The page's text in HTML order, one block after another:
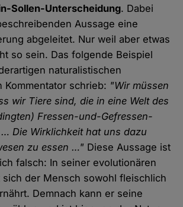
Sollen-Unterscheidung. Dabei
Aussage eine
abgeleitet. Nur weil aber etwas
so sein. Das folgende Beispiel
naturalistischen
Kommentator schrieb: "Wir müssen
wir Tiere sind, die in eine Welt des
Fressen-und-Gefressen-
… Die Wirklichkeit hat uns dazu
zu essen …" Diese Aussage ist
falsch: In seiner evolutionären
sich der Mensch sowohl fleischlich
Demnach kann er seine